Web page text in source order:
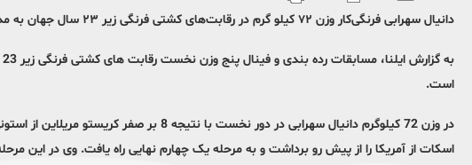
دانیال سهرابی فرنگی‌کار وزن ۷۲ کیلو گرم در رقابت‌های کشتی فرنگی زیر ۲۳ سال جهان به مدال برنز دست یافت.
است.